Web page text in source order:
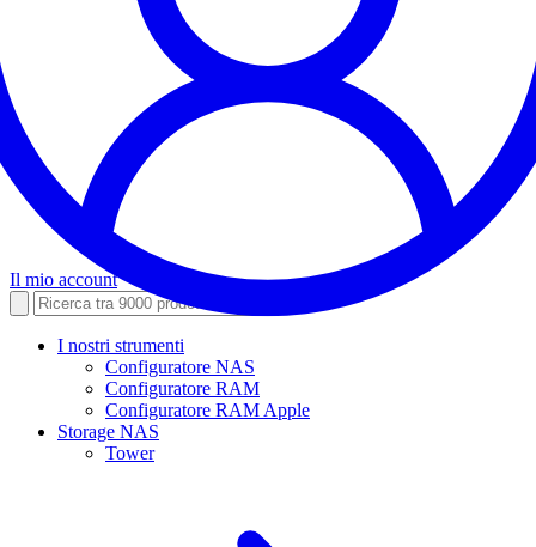
Il mio account
I nostri strumenti
Configuratore NAS
Configuratore RAM
Configuratore RAM Apple
Storage NAS
Tower